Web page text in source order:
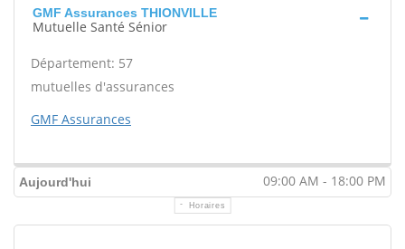
GMF Assurances THIONVILLE
Mutuelle Santé Sénior
Département: 57
mutuelles d'assurances
GMF Assurances
Aujourd'hui 09:00 AM - 18:00 PM
Horaires